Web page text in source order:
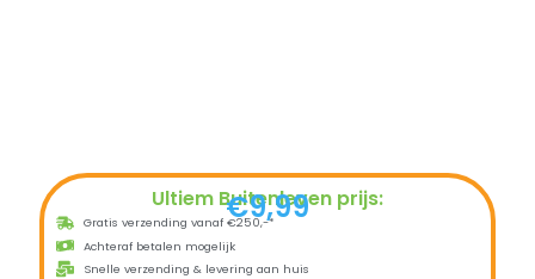
Ultiem Buitenleven prijs:
€9,99
Gratis verzending vanaf €250,-*
Achteraf betalen mogelijk
Snelle verzending & levering aan huis